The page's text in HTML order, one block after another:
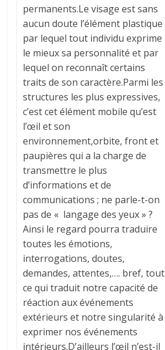
permanents.Le visage est sans
aucun doute l’élément plastique
par lequel tout individu exprime
le mieux sa personnalité et par
lequel on reconnaît certains
traits de son caractère.Parmi les
structures les plus expressives,
c’est cet élément mobile qu’est
l’œil et son
environnement,orbite, front et
paupières qui a la charge de
transmettre le plus
d’informations et de
communications ; ne parle-t-on
pas de « langage des yeux » ?
Ainsi le regard pourra traduire
toutes les émotions,
interrogations, doutes,
demandes, attentes,…. bref, tout
ce qui traduit notre capacité de
réaction aux événements
extérieurs et notre singularité à
exprimer nos événements
intérieurs.D’ailleurs l’œil n’est-il